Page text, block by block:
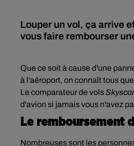
Louper un vol, ça arrive
vous faire rembourser
Que ce soit à cause d'une
à l'aéroport, on connaît tous
Le comparateur de vols
d'avion si jamais vous n'avez
Le remboursement
Nombreuses sont les